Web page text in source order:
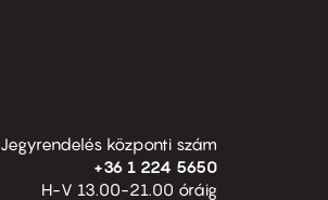
Jegyrendelés központi szám
+36 1 224 5650
H-V 13.00-21.00 óráig